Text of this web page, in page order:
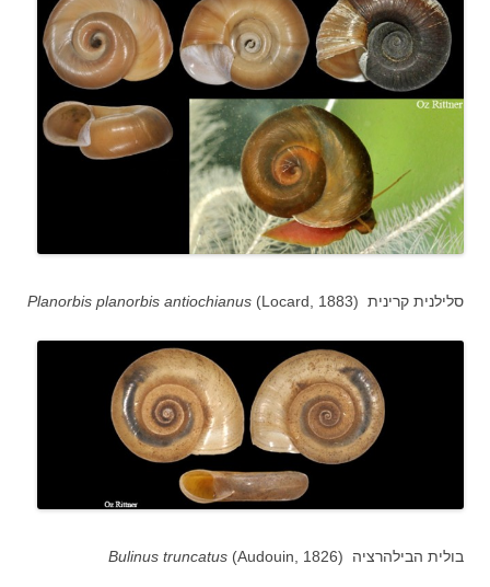
סלילנית קרינית ( Planorbis planorbis antiochianus (Locard, 1883
Bulinus truncatus (Audouin, 1826) בולית הבילהרציה